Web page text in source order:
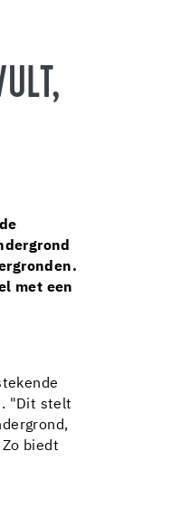
met een
"Dit stelt
biedt